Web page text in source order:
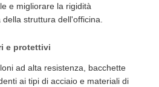
e migliorare la rigidità
struttura dell'officina.
e protettivi
ad alta resistenza, bacchette
ai tipi di acciaio e materiali di